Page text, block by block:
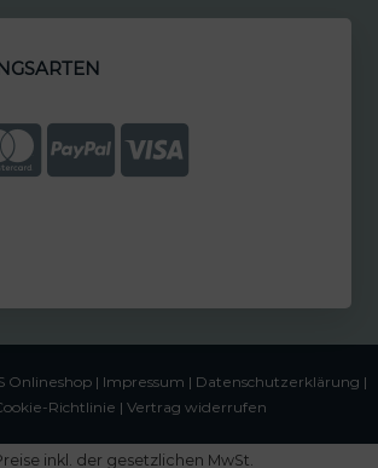
Onlineshop | Impressum | Datenschutzerklärung |
Richtlinie | Vertrag widerrufen
inkl. der gesetzlichen MwSt.